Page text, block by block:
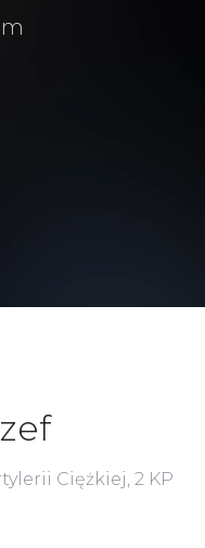
Ciężkiej, 2 KP